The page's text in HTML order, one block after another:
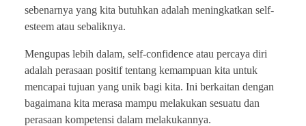
sebenarnya yang kita butuhkan adalah meningkatkan self-
esteem atau sebaliknya.
Mengupas lebih dalam, self-confidence atau percaya diri
adalah perasaan positif tentang kemampuan kita untuk
mencapai tujuan yang unik bagi kita. Ini berkaitan dengan
bagaimana kita merasa mampu melakukan sesuatu dan
perasaan kompetensi dalam melakukannya.